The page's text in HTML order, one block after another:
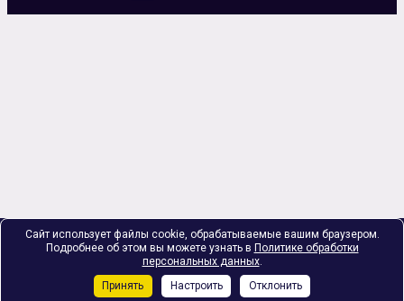
Сайт использует файлы cookie, обрабатываемые вашим браузером.
Подробнее об этом вы можете узнать в Политике обработки
персональных данных.
Принять
Настроить Отклонить